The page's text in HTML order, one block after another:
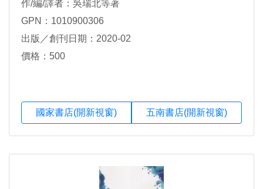
作/編/譯者：吳瑞北等著
GPN：1010900306
出版／創刊日期：2020-02
價格：500
國家書店(開新視窗) 五南書店(開新視窗)